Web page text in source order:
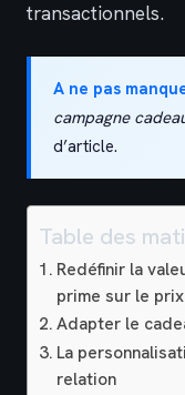
transactionnels.
A ne pas
campagne
d’article.
Table des
Redéfinir la
prime sur le prix
Adapter le
La
relation